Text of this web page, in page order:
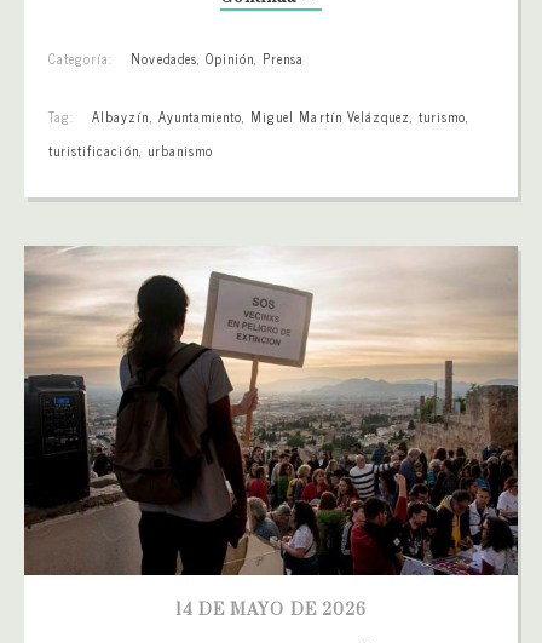
Categoría: Novedades, Opinión, Prensa
Tag: Albayzín, Ayuntamiento, Miguel Martín Velázquez,turismo,
turistificación, urbanismo
14 DE MAYO DE 2026